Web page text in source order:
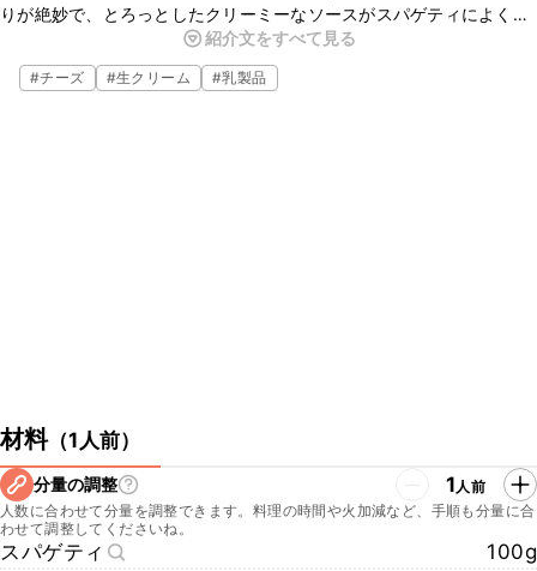
りが絶妙で、とろっとしたクリーミーなソースがスパゲティによく絡
み、とてもおいしいです。おもてなしにもおすすめですよ。絶品スパ
ゲティをぜひお試しください。
紹介文をすべて見る
#チーズ #生クリーム #乳製品
材料（1人前）
分量の調整 1人前
人数に合わせて分量を調整できます。料理の時間や火加減など、手順も分量に合
わせて調整してくださいね。
スパゲティ
100g